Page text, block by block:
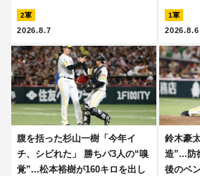
2軍
2026.8.7
1軍
2026.8.6
腹を括った杉山一樹「今年イ
チ、シビれた」 勝ちパ3人の“嗅
覚”...松本裕樹が160キロを出し
鈴木豪
造”...防
後のベ